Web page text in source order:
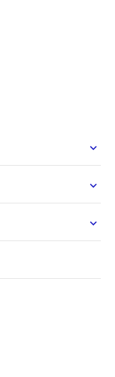


